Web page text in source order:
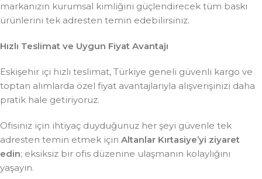
markanızın kurumsal kimliğini güçlendirecek tüm baskı
ürünlerini tek adresten temin edebilirsiniz.
Hızlı Teslimat ve Uygun Fiyat Avantajı
Eskişehir içi hızlı teslimat, Türkiye geneli güvenli kargo ve
toptan alımlarda özel fiyat avantajlarıyla alışverişinizi daha
pratik hale getiriyoruz.
Ofisiniz için ihtiyaç duyduğunuz her şeyi güvenle tek
adresten temin etmek için Altanlar Kırtasiye’yi ziyaret
edin; eksiksiz bir ofis düzenine ulaşmanın kolaylığını
yaşayın.